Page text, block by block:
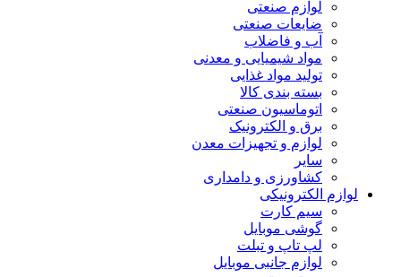
لوازم صنعتی
ضایعات صنعتی
آب و فاضلاب
مواد شیمیایی و معدنی
تولید مواد غذایی
بسته بندی کالا
اتوماسیون صنعتی
برق و الکترونیک
لوازم و تجهیزات معدن
سایر
کشاورزی و دامداری
لوازم الکترونیکی
سیم کارت
گوشی موبایل
لپ تاپ و تبلت
لوازم جانبی موبایل